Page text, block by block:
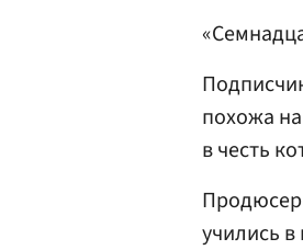
похожа
в честь
Продюсер
учились